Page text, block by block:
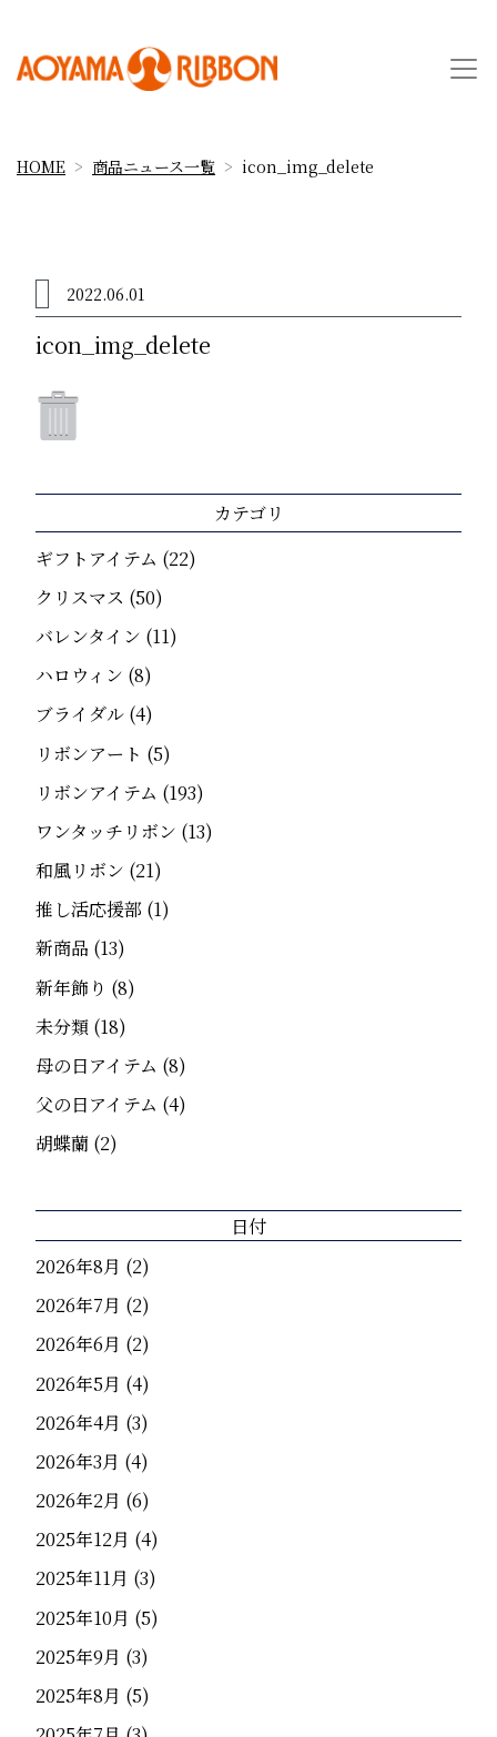
HOME 商品ニュース一覧 icon_img_delete
2022.06.01
icon_img_delete
カテゴリ
ギフトアイテム (22)
クリスマス (50)
バレンタイン (11)
ハロウィン (8)
ブライダル (4)
リボンアート (5)
リボンアイテム (193)
ワンタッチリボン (13)
和風リボン (21)
推し活応援部 (1)
新商品 (13)
新年飾り (8)
未分類 (18)
母の日アイテム (8)
父の日アイテム (4)
胡蝶蘭 (2)
日付
2026年8月 (2)
2026年7月 (2)
2026年6月 (2)
2026年5月 (4)
2026年4月 (3)
2026年3月 (4)
2026年2月 (6)
2025年12月 (4)
2025年11月 (3)
2025年10月 (5)
2025年9月 (3)
2025年8月 (5)